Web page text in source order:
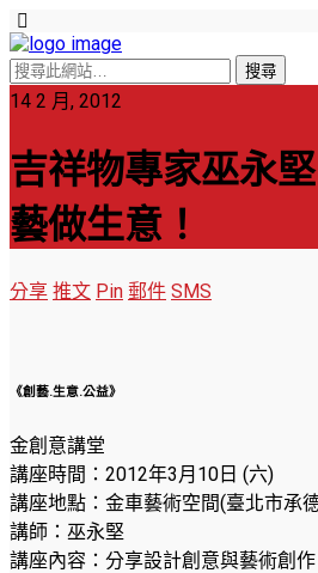
14 2 月, 2012
吉祥物專家巫永
藝做生意！
分享 推文 Pin 郵件 SMS
《創藝.生意.公益》
金創意講堂
講座時間：2012年3月10日 (六)
講座地點：金車藝術空間(臺北市承
講師：巫永堅
講座內容：分享設計創意與藝術創